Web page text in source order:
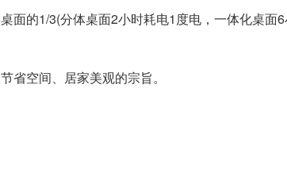
面的1/3(分体桌面2小时耗电1度电，一体化桌面
省空间、居家美观的宗旨。